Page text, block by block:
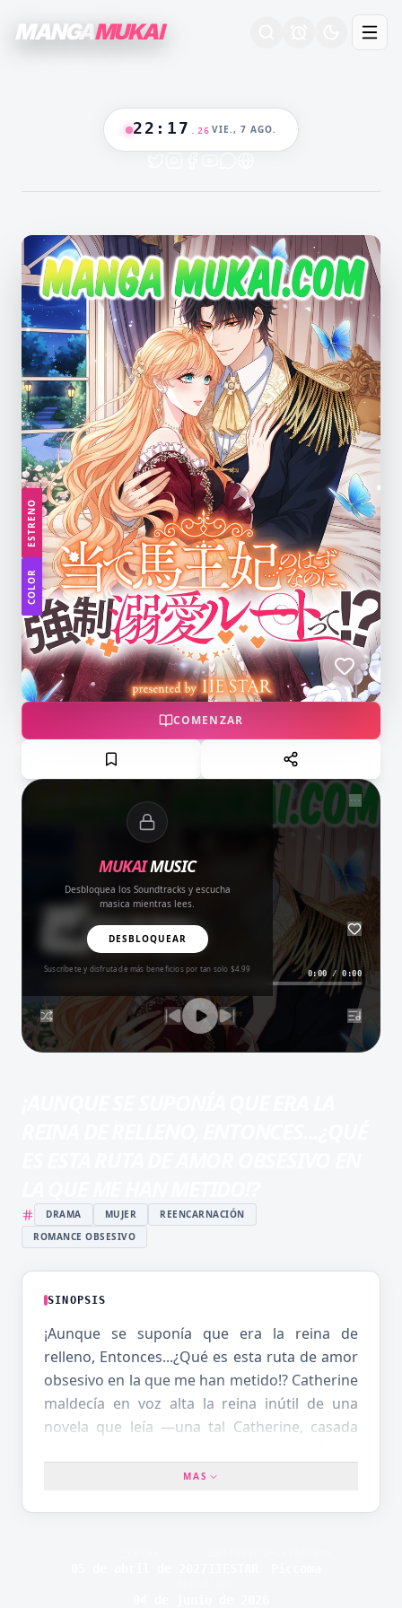
MANGA MUKAI
22 : 17 27 VIE., 7 AGO.
ESTRENO
COLOR
COMENZAR
MUKAIMUSIC
Desbloquea los Soundtracks y escucha
masica mientras lees.
DESBLOQUEAR
Suscríbete y disfruta de más beneficios por tan solo $4.99
Amor del Bueno
BALADA
0:00/0:00
DRAMA MUJER
REENCARNACIÓN
ROMANCE OBSESIVO
SINOPSIS
¡Aunque se suponía que era la reina de
relleno, Entonces...¿Qué es esta ruta de amor
obsesivo en la que me han metido!? Catherine
maldecía en voz alta la reina inútil de una
novela que leía —una tal Catherine, casada
robada por la heroína perfecta— cuando ¡zas!
MAS